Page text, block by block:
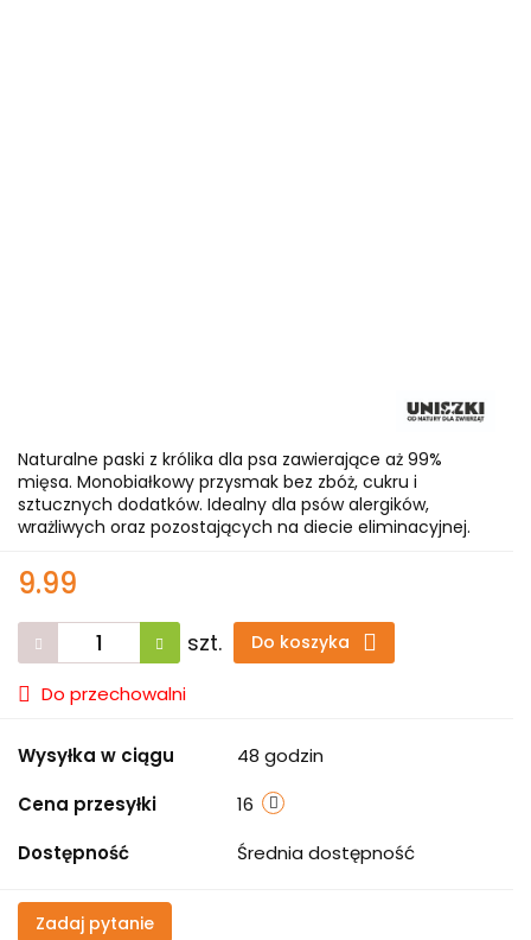
Naturalne paski z królika dla psa zawierające aż 99%
mięsa. Monobiałkowy przysmak bez zbóż, cukru i
sztucznych dodatków. Idealny dla psów alergików,
wrażliwych oraz pozostających na diecie eliminacyjnej.
9.99
szt. Do koszyka
Do przechowalni
Wysyłka w ciągu
48 godzin
Cena przesyłki
16
Dostępność
Średnia dostępność
Zadaj pytanie